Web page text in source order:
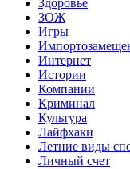
ЗОЖ
Игры
Интернет
Истории
Компании
Криминал
Культура
Лайфхаки
Летние виды
Личный счет